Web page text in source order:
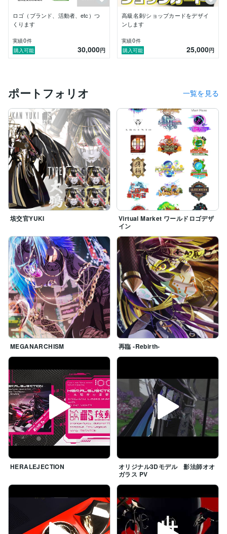
相談は無料ですので、まずはお気軽にお問い合わせくだ
さい。
ロゴ（ブランド、活動者、etc）つ
くります
実績0件
購入可能
30,000円
高級名刺/ショップカードをデザイ
ンします
実績0件
購入可能
25,000円
ポートフォリオ 一覧を見る
垓交官YUKI
Virtual Market ワールドロゴデザ
イン
MEGANARCHISM 再臨 -Rebirth-
HERALEJECTION
オリジナル3Dモデル 影法師オオ
ガラス PV